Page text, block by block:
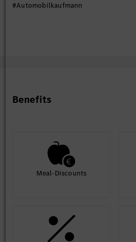
#Automobilkaufmann
Benefits
Meal-Discounts